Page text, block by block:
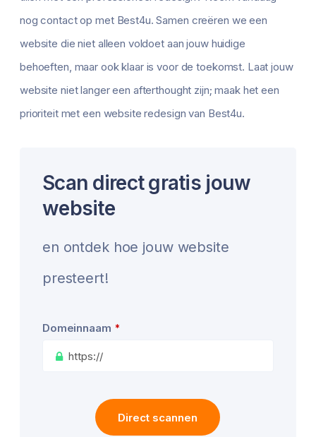
nog contact op met Best4u. Samen creëren we een
website die niet alleen voldoet aan jouw huidige
behoeften, maar ook klaar is voor de toekomst. Laat jouw
website niet langer een afterthought zijn; maak het een
prioriteit met een website redesign van Best4u.
Scan direct gratis jouw
website
en ontdek hoe jouw website
presteert!
Domeinnaam *
Direct scannen